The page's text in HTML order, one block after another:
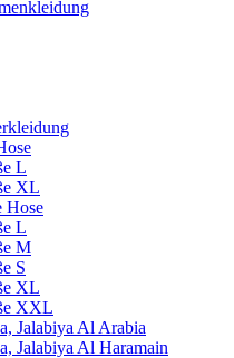
L
XL
Hose
L
M
S
XL
XXL
Jalabiya Al Arabia
Jalabiya Al Haramain